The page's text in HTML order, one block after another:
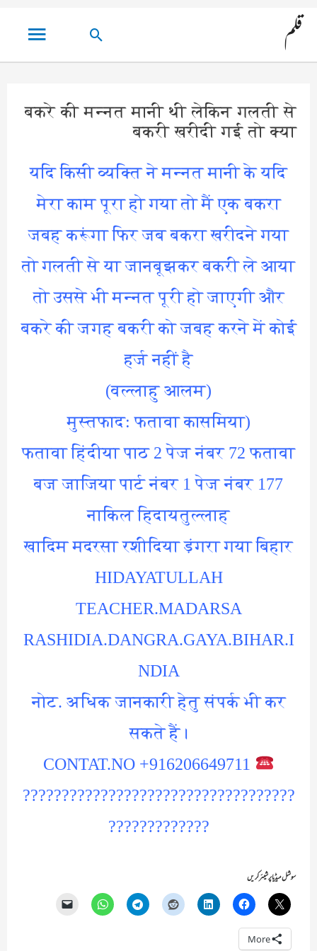
قلم
مین
مینو
تلاش
کریں۔
बकरे की मन्नत मानी थी लेकिन गलती से
बकरी खरीदी गई तो क्या
यदि किसी व्यक्ति ने मन्नत मानी के यदि
मेरा काम पूरा हो गया तो मैं एक बकरा
जबह करूंगा फिर जब बकरा खरीदने गया
तो गलती से या जानबूझकर बकरी ले आया
तो उससे भी मन्नत पूरी हो जाएगी और
बकरे की जगह बकरी को जबह करने में कोई
हर्ज नहीं है
(वल्लाहु आलम)
(मुस्तफाद: फतावा कासमिया
फतावा हिंदीया पाठ 2 पेज नंबर 72 फतावा
बज जाजिया पार्ट नंबर 1 पेज नंबर 177
नाकिल हिदायतुल्लाह
खादिम मदरसा रशीदिया ड़ंगरा गया बिहार
HIDAYATULLAH
TEACHER.MADARSA
RASHIDIA.DANGRA.GAYA.BIHAR.I
NDIA
नोट. अधिक जानकारी हेतु संपर्क भी कर
सकते हैं।
???????????????????????????????????
?????????????
سوشل میڈیا پر شیئر کریں
More